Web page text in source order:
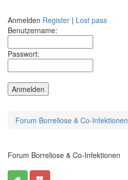
Anmelden Register | Lost pass
Benutzername:
Passwort:
Forum Borreliose & Co-Infektionen
Forum Borreliose & Co-Infektionen